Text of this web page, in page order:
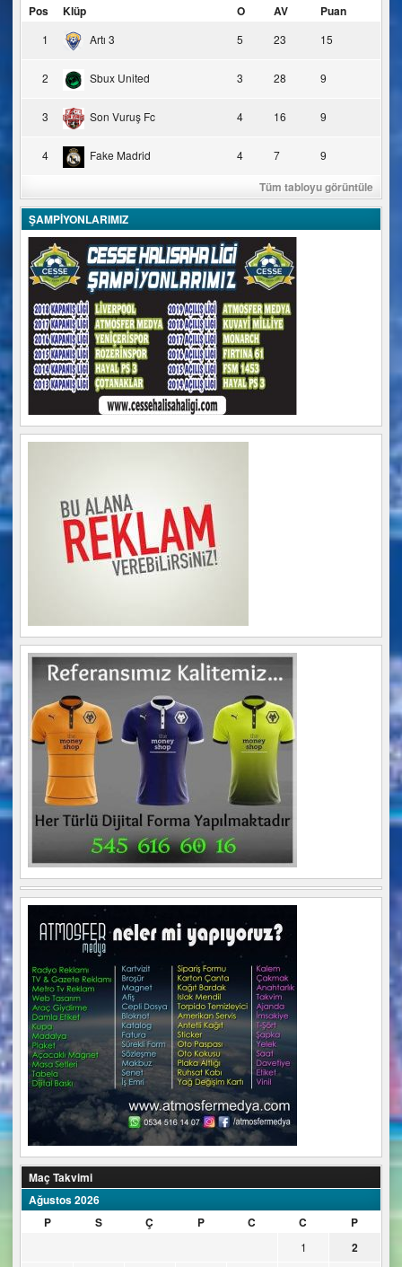
Pos Klüp O AV Puan
1 Artı 3 5 23 15
2 Sbux United 3 28 9
3 Son Vuruş Fc 4 16 9
4 Fake Madrid 4 7 9
Tüm tabloyu görüntüle
ŞAMPİYONLARIMIZ
Maç Takvimi
Ağustos 2026
P
S Ç P C C P
1 2